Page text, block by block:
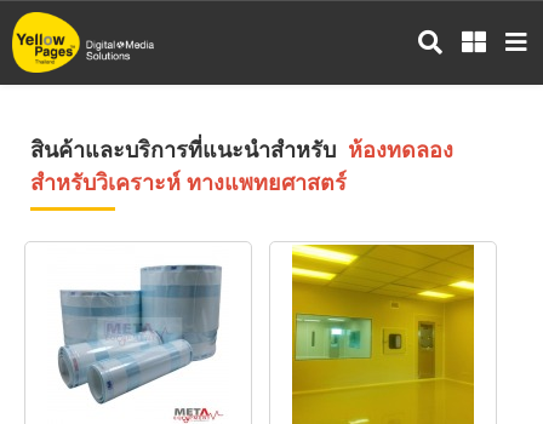
ข้าม
ไป
สินค้าและบริการที่แนะนำสำหรับ ห้องทดลอง
สำหรับวิเคราะห์ ทางแพทยศาสตร์